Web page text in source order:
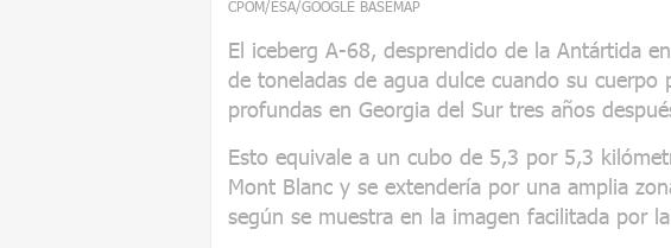
CPOM/ESA/GOOGLE BASEMAP
El iceberg A-68, desprendido de la Antártida
de toneladas de agua dulce cuando su cuerpo
profundas en Georgia del Sur tres años
Esto equivale a un cubo de 5,3 por 5,3
Mont Blanc y se extendería por una amplia
según se muestra en la imagen facilitada por la